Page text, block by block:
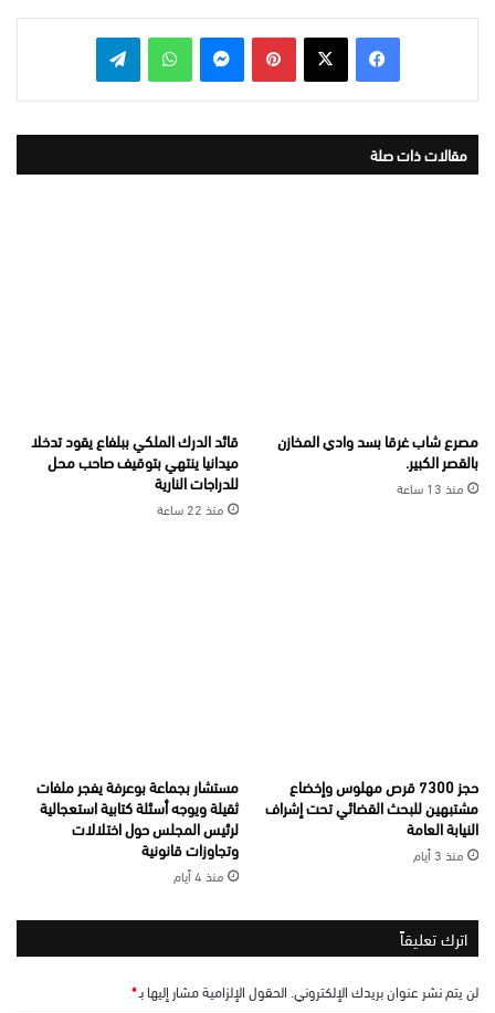
بينتيريست واتساب
مقالات ذات صلة
مصرع شاب غرقا بسد وادي المخازن
بالقصر الكبير.
منذ 13 ساعة
قائد الدرك الملكي ببلفاع يقود تدخلا
ميدانيا ينتهي بتوقيف صاحب محل
للدراجات النارية
منذ 22 ساعة
حجز 7300 قرص مهلوس وإخضاع
مشتبهين للبحث القضائي تحت إشراف
النيابة العامة
منذ 3 أيام
مستشار بجماعة بوعرفة يفجر ملفات
ثقيلة ويوجه أسئلة كتابية استعجالية
لرئيس المجلس حول اختلالات
وتجاوزات قانونية
منذ 4 أيام
اترك تعليقاً
لن يتم نشر عنوان بريدك الإلكتروني. الحقول الإلزامية مشار إليها بـ*